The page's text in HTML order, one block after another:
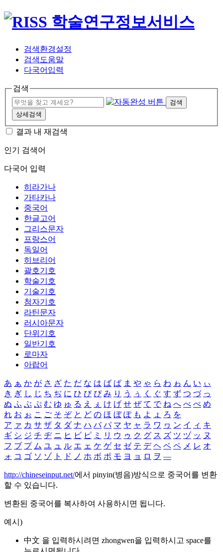
검색환경설정
검색도움말
다국어입력
검색
검색
상세검색
결과 내 재검색
인기 검색어
다국어 입력
히라가나
가타카나
중국어
한글고어
그리스문자
프랑스어
독일어
히브리어
괄호기호
학술기호
기술기호
첨자기호
라틴문자
러시아문자
단위기호
일반기호
로마자
아랍어
あ ぁ か が さ ざ た だ な は ば ぱ ま や ゃ ら わ ゎ ん い ぃ
き ぎ し じ ち ぢ に ひ び ぴ み り う ぅ く ぐ す ず つ づ っ
ぬ ふ ぶ ぷ む ゆ ゅ る え ぇ け げ せ ぜ て で ね へ べ ぺ め
れ お ぉ こ ご そ ぞ と ど の ほ ぼ ぽ も よ ょ ろ を
ア ァ カ サ ザ タ ダ ナ ハ バ パ マ ヤ ャ ラ ワ ヮ ン イ ィ キ
ギ シ ジ チ ヂ ニ ヒ ビ ピ ミ リ ウ ゥ ク グ ス ズ ツ ヅ ッ ヌ
フ ブ プ ム ユ ュ ル エ ェ ケ ゲ セ ゼ テ デ ヘ ベ ペ メ レ オ
ォ コ ゴ ソ ゾ ト ド ノ ホ ボ ポ モ ヨ ョ ロ ヲ ―
http://chineseinput.net/에서 pinyin(병음)방식으로 중국어를 변환
할 수 있습니다.
변환된 중국어를 복사하여 사용하시면 됩니다.
예시)
中文 을 입력하시려면 zhongwen을 입력하시고 space를